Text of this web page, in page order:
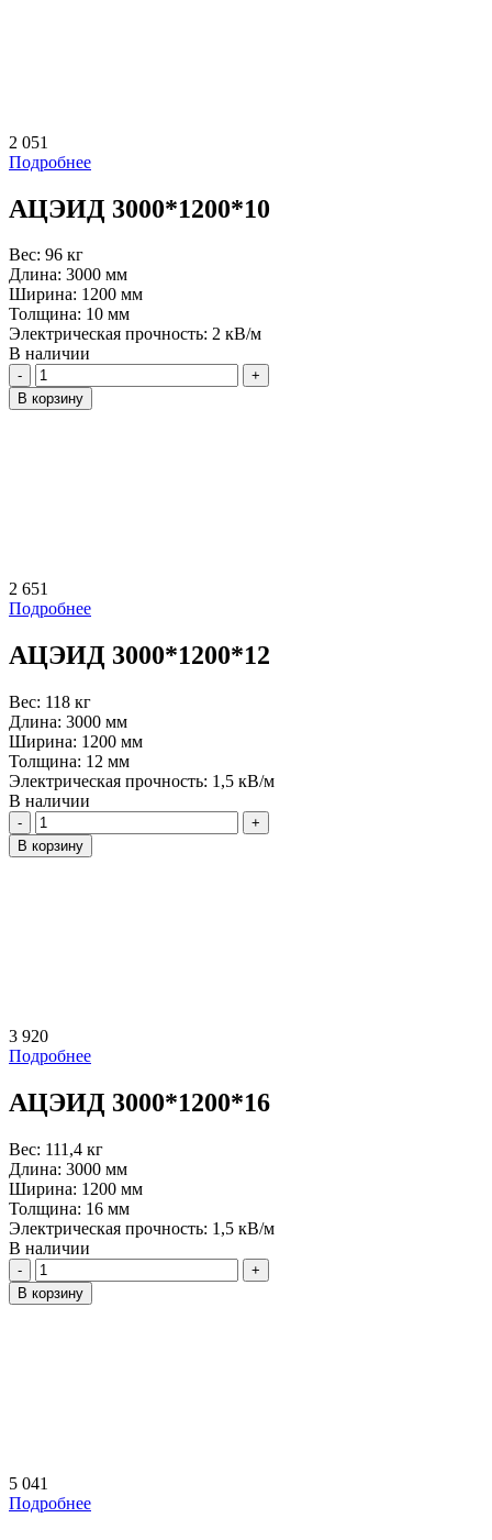
2 051
Подробнее
АЦЭИД 3000*1200*10
Вес: 96 кг
Длина: 3000 мм
Ширина: 1200 мм
Толщина: 10 мм
Электрическая прочность: 2 кВ/м
В наличии
Количество
В корзину
2 651
Подробнее
АЦЭИД 3000*1200*12
Вес: 118 кг
Длина: 3000 мм
Ширина: 1200 мм
Толщина: 12 мм
Электрическая прочность: 1,5 кВ/м
В наличии
Количество
В корзину
3 920
Подробнее
АЦЭИД 3000*1200*16
Вес: 111,4 кг
Длина: 3000 мм
Ширина: 1200 мм
Толщина: 16 мм
Электрическая прочность: 1,5 кВ/м
В наличии
Количество
В корзину
5 041
Подробнее